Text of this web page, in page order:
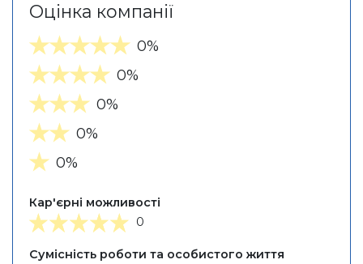
Оцінка компанії
0%
0%
0%
0%
0%
Кар'єрні можливості
0
Сумісність роботи та особистого життя